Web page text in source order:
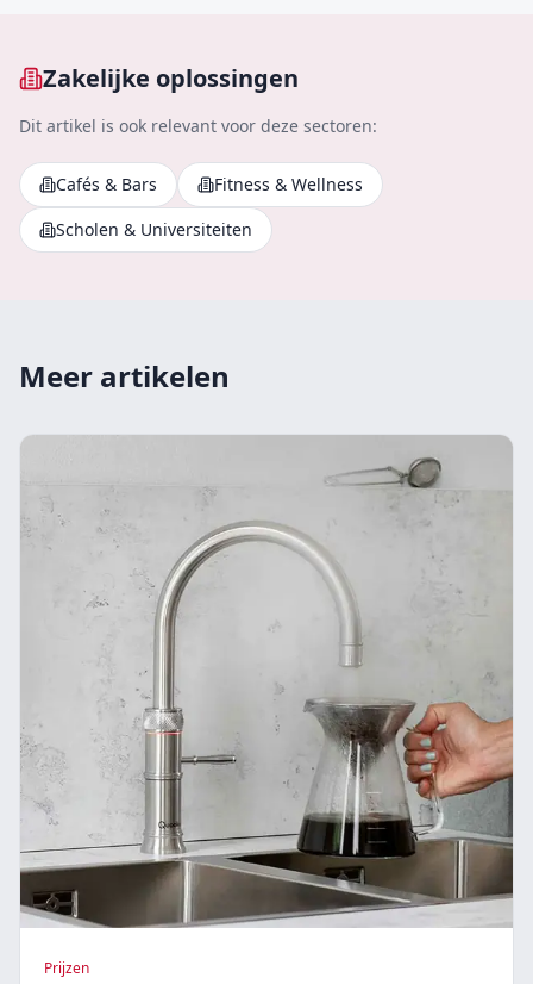
Zakelijke oplossingen
Dit artikel is ook relevant voor deze sectoren:
Cafés & Bars
Fitness & Wellness
Scholen & Universiteiten
Meer artikelen
Prijzen